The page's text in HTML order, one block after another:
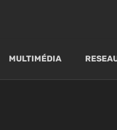
MULTIMÉDIA